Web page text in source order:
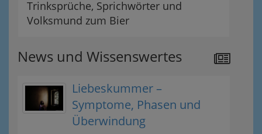
Trinksprüche, Sprichwörter und
Volksmund zum Bier
News und Wissenswertes
Liebeskummer –
Symptome, Phasen und
Überwindung